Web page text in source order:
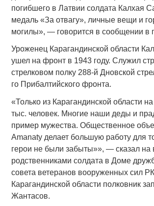
погибшего в Латвии солдата Калхая
медаль «За отвагу», личные вещи и
могилы», — говорится в сообщении в
Уроженец Карагандинской области
ушел на фронт в 1943 году. Служил
стрелковом полку 288-й Дновской
го Прибалтийского фронта.
«Только из Карагандинской области
тыс. человек. Многие наши деды и
пример мужества. Общественное
Amanaty делает большую работу для
герои не были забыты»», — сказал на
родственниками солдата в Доме
совета ветеранов вооруженных сил
Карагандинской области полковник
Жантасов.